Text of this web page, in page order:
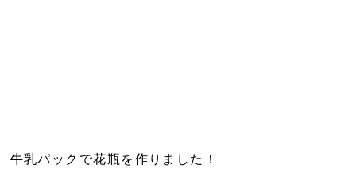
牛乳パックで花瓶を作りました！